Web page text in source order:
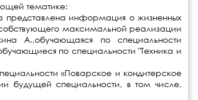
тематике:
информация о жизненных
максимальной реализации
А.,обучающаяся по специальности
по специальности "Техника и
«Поварское и кондитерское
будущей специальности, в том числе,